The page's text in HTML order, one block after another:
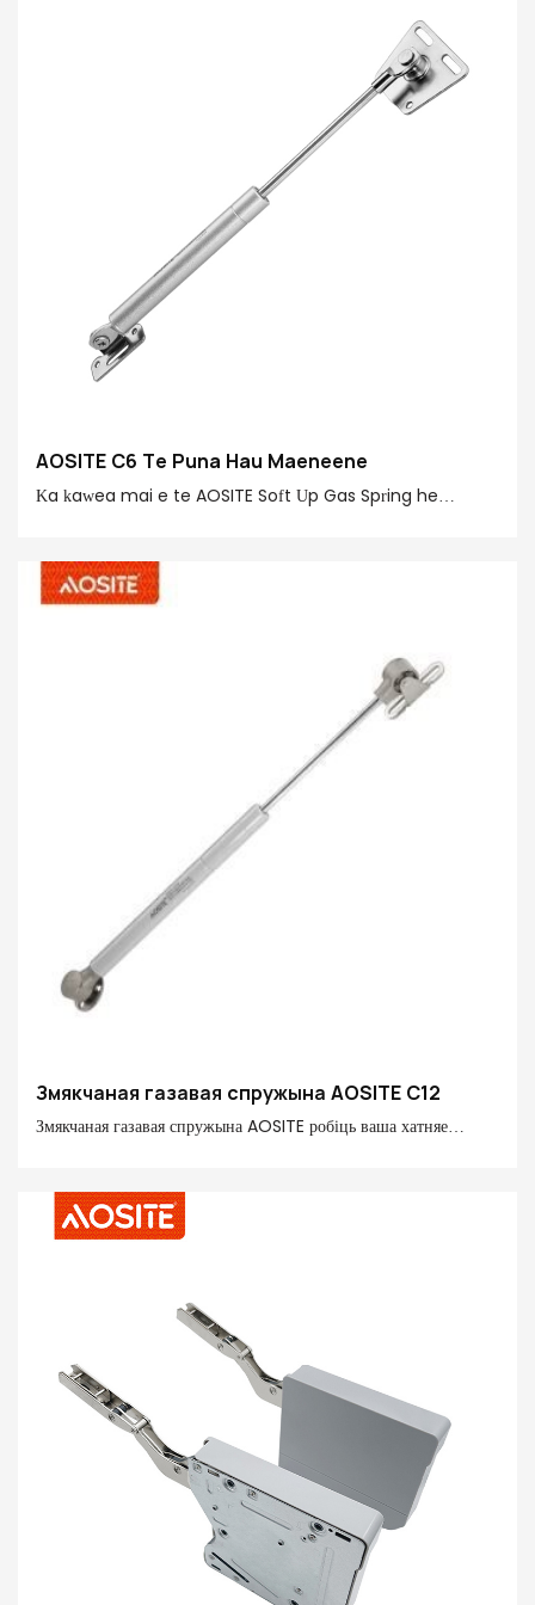
പൈപ്പ് ഫിനിഷ്: ആരോഗ്യകരമായ പെയിന്റ് ഉപരിതലം
ഓപ്ഷണൽ ഫംഗ്‌ഷനുകൾ: സ്റ്റാൻഡേർഡ് അപ്പ്/ സോഫ്റ്റ്
ഡൗൺ/ ഫ്രീ സ്റ്റോപ്പ്/ ഹൈഡ്രോളിക് ഡബിൾ സ്റ്റെപ്പ്
AOSITE C6 Te Puna Hau Maeneene
Ka kawea mai e te AOSITE Soft Up Gas Spring he
he mahi noho-tuuturu i hangaia, ka taea e koe te aukati
i te kuaha hurihuri i tetahi koki kia rite ki o hiahia. Ma te
te kuaha ki runga me te pehi ngawari noa, ka penapena
to wa me to whakapau kaha. Ko te hoahoa nekehanga
whakararo waipēhi ka tino whakapoipoi i te hekenga o
te kuaha, hei aukati i te katinga ohorere me nga tupono
haumaru pea, me te whakaiti i te haruru.
Змякчаная газавая спружына AOSITE C12
Змякчаная газавая спружына AOSITE робіць ваша хатняе
старанна выраблена з сталі прэміум-класа, POM і фінішнай
трубы 20#, забяспечваючы магутную апорную сілу 20N-150N,
шафы. Гідраўлічная канструкцыя руху ўніз прадухіляе
патэнцыйную небяспеку для бяспекі. Ён мае спецыяльна
распрацаваную функцыю знаходжання ў становішчы, якая
дазваляе спыніць адкідныя дзверы пад любым вуглом у
адпаведнасці з вашымі патрэбамі